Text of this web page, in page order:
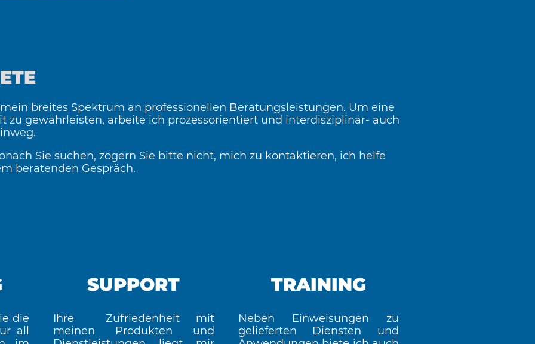
breites Spektrum an professionellen Beratungsleistungen. Um eine
zu gewährleisten, arbeite ich prozessorientiert und interdisziplinär- auch
Sie suchen, zögern Sie bitte nicht, mich zu kontaktieren, ich helfe
beratenden Gespräch.
die
all
SUPPORT
Ihre Zufriedenheit mit
meinen Produkten und
TRAINING
Neben Einweisungen zu
gelieferten Diensten und